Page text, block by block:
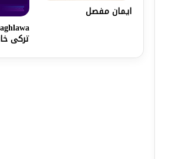
ایمان مفصل
ترکی